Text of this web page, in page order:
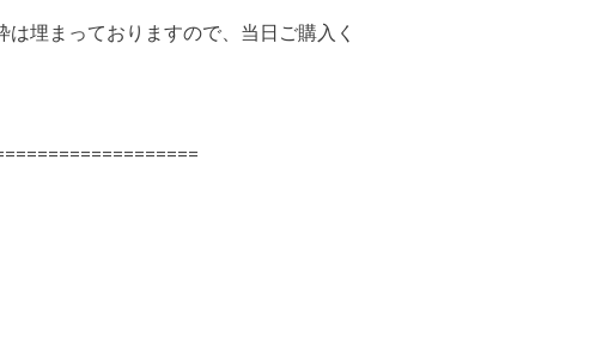
埋まっておりますので、当日ご購入く